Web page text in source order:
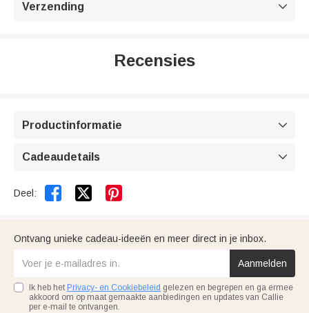
Verzending 
Recensies
Productinformatie 
Cadeaudetails 
Deel:  
Ontvang unieke cadeau-ideeën en meer direct in je inbox.
Aanmelden
Ik heb het Privacy- en Cookiebeleid gelezen en begrepen en ga ermee
akkoord om op maat gemaakte aanbiedingen en updates van Callie
per e-mail te ontvangen.